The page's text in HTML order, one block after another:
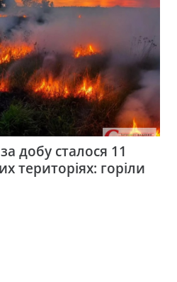
добу сталося 11
територіях: горіли